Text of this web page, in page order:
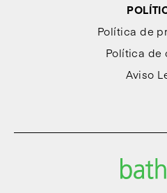
Política de
Política de
Aviso